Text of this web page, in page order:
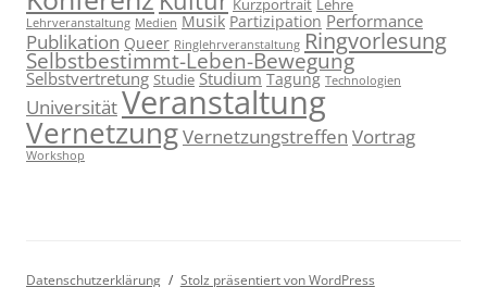
Kurzportrait Lehre
Lehrveranstaltung Medien Musik Partizipation Performance
Publikation Queer Ringlehrveranstaltung Ringvorlesung
Selbstbestimmt-Leben-Bewegung
Selbstvertretung Studie Studium Tagung Technologien
UniversitätVeranstaltung
VernetzungVernetzungstreffen Vortrag
Workshop
Datenschutzerklärung Stolz präsentiert von WordPress